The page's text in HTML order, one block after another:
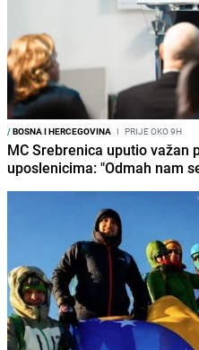
/BOSNA I HERCEGOVINA I PRIJE OKO 9H
MC Srebrenica uputio važan
uposlenicima: "Odmah nam